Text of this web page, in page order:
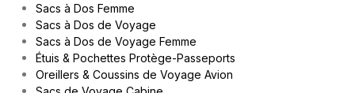
Sacs à Dos Femme
Sacs à Dos de Voyage
Sacs à Dos de Voyage Femme
Étuis & Pochettes Protège-Passeports
Oreillers & Coussins de Voyage Avion